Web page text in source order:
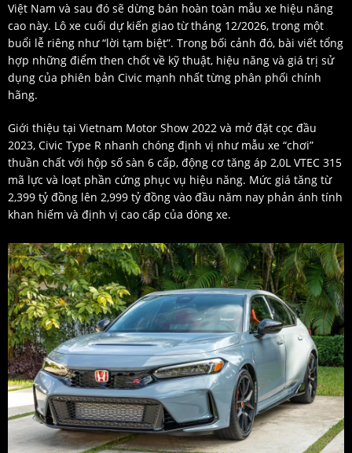
Việt Nam và sau đó sẽ dừng bán hoàn toàn mẫu xe hiệu năng
cao này. Lô xe cuối dự kiến giao từ tháng 12/2026, trong một
buổi lễ riêng như “lời tạm biệt”. Trong bối cảnh đó, bài viết tổng
hợp những điểm then chốt về kỹ thuật, hiệu năng và giá trị sử
dụng của phiên bản Civic mạnh nhất từng phân phối chính
hãng.
Giới thiệu tại Vietnam Motor Show 2022 và mở đặt cọc đầu
2023, Civic Type R nhanh chóng định vị như mẫu xe “chơi”
thuần chất với hộp số sàn 6 cấp, động cơ tăng áp 2,0L VTEC 315
mã lực và loạt phần cứng phục vụ hiệu năng. Mức giá tăng từ
2,399 tỷ đồng lên 2,999 tỷ đồng vào đầu năm nay phản ánh tính
khan hiếm và định vị cao cấp của dòng xe.